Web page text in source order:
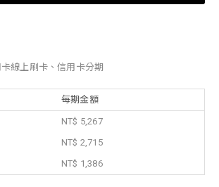
線上刷卡、信用卡分期
每期金額
NT$ 5,267
NT$ 2,715
NT$ 1,386